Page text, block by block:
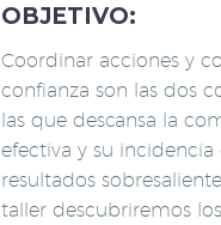
OBJETIVO:
Coordinar acciones y
confianza son las dos
las que descansa la
efectiva y su
resultados
taller descubriremos